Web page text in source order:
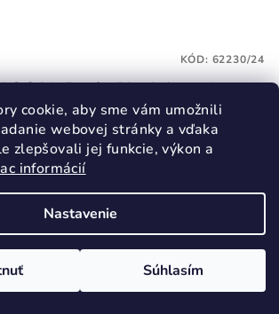
cookie, aby sme vám umožnili
webovej stránky a vďaka
zlepšovali jej funkcie, výkon a
informácií
Nastavenie
Súhlasím
Basic Black barefoot
čierne uzavretá špička
20,90 €
28 29 30
Detail
KÓD: 62230/24